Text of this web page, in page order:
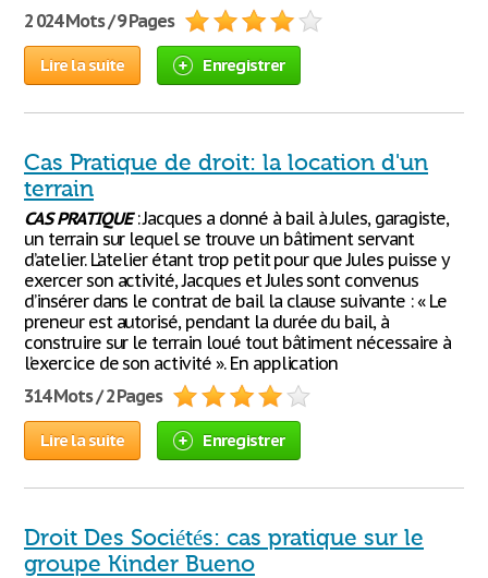
2 024 Mots / 9 Pages
Lire la suite Enregistrer
Cas Pratique de droit: la location d'un
terrain
CAS PRATIQUE: Jacques a donné à bail à Jules, garagiste,
un terrain sur lequel se trouve un bâtiment servant
d’atelier. L’atelier étant trop petit pour que Jules puisse y
exercer son activité, Jacques et Jules sont convenus
d’insérer dans le contrat de bail la clause suivante : « Le
preneur est autorisé, pendant la durée du bail, à
construire sur le terrain loué tout bâtiment nécessaire à
l’exercice de son activité ». En application
314 Mots / 2 Pages
Lire la suite Enregistrer
Droit Des Sociétés: cas pratique sur le
groupe Kinder Bueno